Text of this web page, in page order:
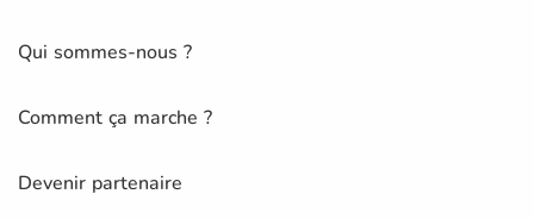
Qui sommes-nous ?
Comment ça marche ?
Devenir partenaire